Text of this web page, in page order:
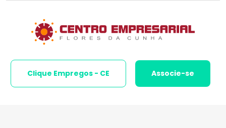
Clique Empregos - CE Associe-se